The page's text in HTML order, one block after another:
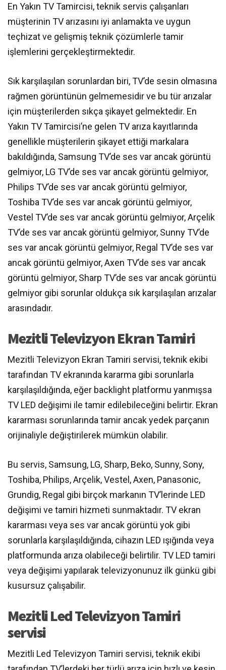
En Yakın TV Tamircisi, teknik servis çalışanları
müşterinin TV arızasını iyi anlamakta ve uygun
teçhizat ve gelişmiş teknik çözümlerle tamir
işlemlerini gerçekleştirmektedir.
Sık karşılaşılan sorunlardan biri, TV’de sesin olmasına
rağmen görüntünün gelmemesidir ve bu tür arızalar
için müşterilerden sıkça şikayet gelmektedir. En
Yakın TV Tamircisi’ne gelen TV arıza kayıtlarında
genellikle müşterilerin şikayet ettiği markalara
bakıldığında, Samsung TV’de ses var ancak görüntü
gelmiyor, LG TV’de ses var ancak görüntü gelmiyor,
Philips TV’de ses var ancak görüntü gelmiyor,
Toshiba TV’de ses var ancak görüntü gelmiyor,
Vestel TV’de ses var ancak görüntü gelmiyor, Arçelik
TV’de ses var ancak görüntü gelmiyor, Sunny TV’de
ses var ancak görüntü gelmiyor, Regal TV’de ses var
ancak görüntü gelmiyor, Axen TV’de ses var ancak
görüntü gelmiyor, Sharp TV’de ses var ancak görüntü
gelmiyor gibi sorunlar oldukça sık karşılaşılan arızalar
arasındadır.
Mezitli Televizyon Ekran Tamiri
Mezitli Televizyon Ekran Tamiri servisi, teknik ekibi
tarafından TV ekranında kararma gibi sorunlarla
karşılaşıldığında, eğer backlight platformu yanmışsa
TV LED değişimi ile tamir edilebileceğini belirtir. Ekran
kararması sorunlarında tamir ancak yedek parçanın
orijinaliyle değiştirilerek mümkün olabilir.
Bu servis, Samsung, LG, Sharp, Beko, Sunny, Sony,
Toshiba, Philips, Arçelik, Vestel, Axen, Panasonic,
Grundig, Regal gibi birçok markanın TV’lerinde LED
değişimi ve tamiri hizmeti sunmaktadır. TV ekran
kararması veya ses var ancak görüntü yok gibi
sorunlarla karşılaşıldığında, cihazın LED ışığında veya
platformunda arıza olabileceği belirtilir. TV LED tamiri
veya değişimi yapılarak televizyonunuz ilk günkü gibi
kusursuz çalışabilir.
Mezitli Led Televizyon Tamiri
servisi
Mezitli Led Televizyon Tamiri servisi, teknik ekibi